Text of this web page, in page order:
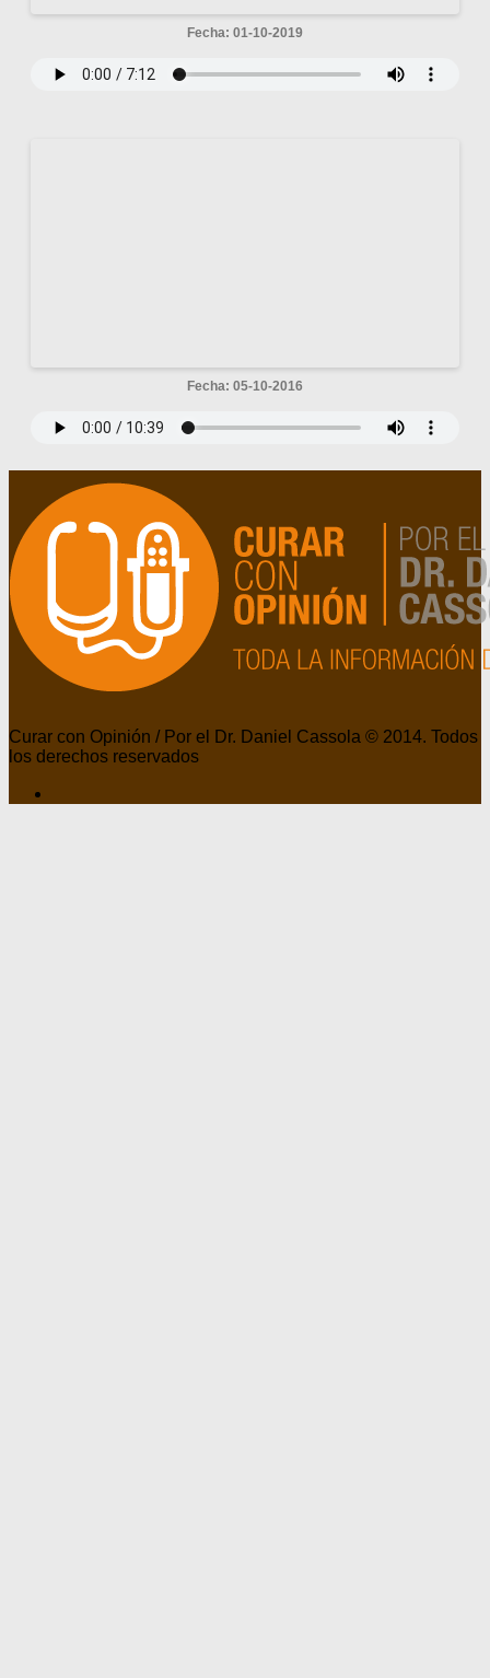
Fecha: 01-10-2019
Fecha: 05-10-2016
Curar con Opinión / Por el Dr. Daniel Cassola © 2014. Todos
los derechos reservados